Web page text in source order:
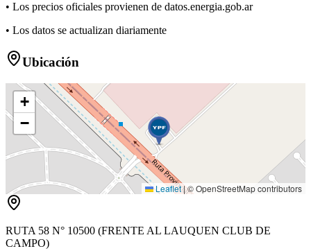
• Los precios oficiales provienen de datos.energia.gob.ar
• Los datos se actualizan diariamente
Ubicación
+
−
Leaflet|© OpenStreetMap contributors
RUTA 58 N° 10500 (FRENTE AL LAUQUEN CLUB DE
CAMPO)